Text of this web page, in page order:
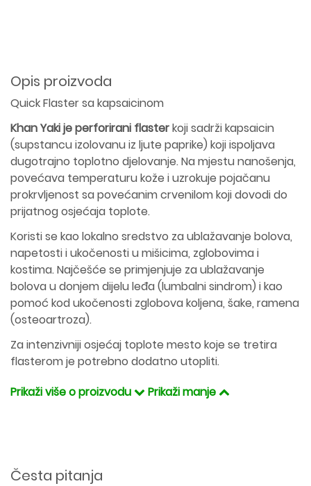
Opis proizvoda
Quick Flaster sa kapsaicinom
Khan Yaki je perforirani flasterkoji sadrži kapsaicin
(supstancu izolovanu iz ljute paprike) koji ispoljava
dugotrajno toplotno djelovanje. Na mjestu nanošenja,
povećava temperaturu kože i uzrokuje pojačanu
prokrvljenost sa povećanim crvenilom koji dovodi do
prijatnog osjećaja toplote.
Koristi se kao lokalno sredstvo za ublažavanje bolova,
napetosti i ukočenosti u mišicima, zglobovima i
kostima. Najčešće se primjenjuje za ublažavanje
bolova u donjem dijelu leđa (lumbalni sindrom) i kao
pomoć kod ukočenosti zglobova koljena, šake, ramena
(osteoartroza).
Za intenzivniji osjećaj toplote mesto koje se tretira
flasterom je potrebno dodatno utopliti.
Prikaži više o proizvodu
Prikaži manje
Česta pitanja